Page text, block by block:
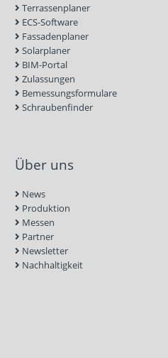
Terrassenplaner
ECS-Software
Fassadenplaner
Solarplaner
BIM-Portal
Zulassungen
Bemessungsformulare
Schraubenfinder
Über uns
News
Produktion
Messen
Partner
Newsletter
Nachhaltigkeit